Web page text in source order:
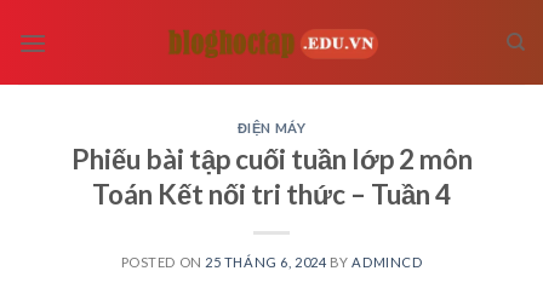
ĐIỆN MÁY
Phiếu bài tập cuối tuần lớp 2 môn
Toán Kết nối tri thức – Tuần 4
POSTED ON 25 THÁNG 6, 2024 BY ADMINCD